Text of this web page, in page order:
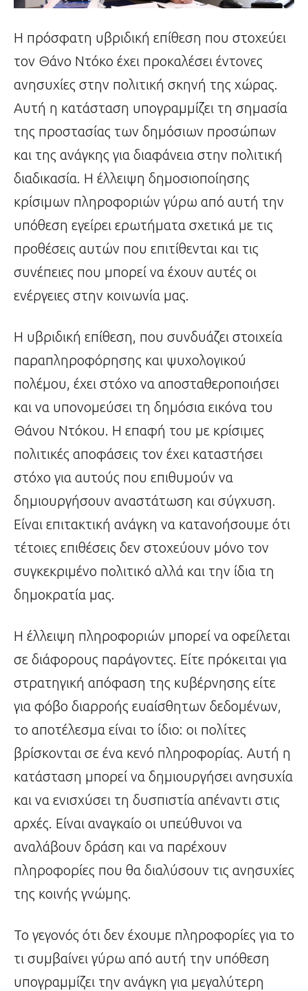
Η πρόσφατη υβριδική επίθεση που στοχεύει
τον Θάνο Ντόκο έχει προκαλέσει έντονες
ανησυχίες στην πολιτική σκηνή της χώρας.
Αυτή η κατάσταση υπογραμμίζει τη σημασία
της προστασίας των δημόσιων προσώπων
και της ανάγκης για διαφάνεια στην πολιτική
διαδικασία. Η έλλειψη δημοσιοποίησης
κρίσιμων πληροφοριών γύρω από αυτή την
υπόθεση εγείρει ερωτήματα σχετικά με τις
προθέσεις αυτών που επιτίθενται και τις
συνέπειες που μπορεί να έχουν αυτές οι
ενέργειες στην κοινωνία μας.
Η υβριδική επίθεση, που συνδυάζει στοιχεία
παραπληροφόρησης και ψυχολογικού
πολέμου, έχει στόχο να αποσταθεροποιήσει
και να υπονομεύσει τη δημόσια εικόνα του
Θάνου Ντόκου. Η επαφή του με κρίσιμες
πολιτικές αποφάσεις τον έχει καταστήσει
στόχο για αυτούς που επιθυμούν να
δημιουργήσουν αναστάτωση και σύγχυση.
Είναι επιτακτική ανάγκη να κατανοήσουμε ότι
τέτοιες επιθέσεις δεν στοχεύουν μόνο τον
συγκεκριμένο πολιτικό αλλά και την ίδια τη
δημοκρατία μας.
Η έλλειψη πληροφοριών μπορεί να οφείλεται
σε διάφορους παράγοντες. Είτε πρόκειται για
στρατηγική απόφαση της κυβέρνησης είτε
για φόβο διαρροής ευαίσθητων δεδομένων,
το αποτέλεσμα είναι το ίδιο: οι πολίτες
βρίσκονται σε ένα κενό πληροφορίας. Αυτή η
κατάσταση μπορεί να δημιουργήσει ανησυχία
και να ενισχύσει τη δυσπιστία απέναντι στις
αρχές. Είναι αναγκαίο οι υπεύθυνοι να
αναλάβουν δράση και να παρέχουν
πληροφορίες που θα διαλύσουν τις ανησυχίες
της κοινής γνώμης.
Το γεγονός ότι δεν έχουμε πληροφορίες για το
τι συμβαίνει γύρω από αυτή την υπόθεση
υπογραμμίζει την ανάγκη για μεγαλύτερη